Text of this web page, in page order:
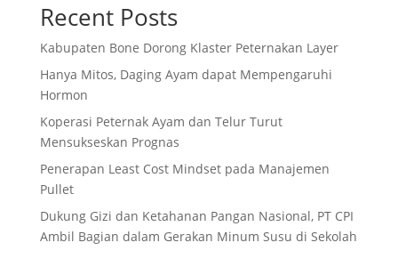
Recent Posts
Kabupaten Bone Dorong Klaster Peternakan Layer
Hanya Mitos, Daging Ayam dapat Mempengaruhi
Hormon
Koperasi Peternak Ayam dan Telur Turut
Mensukseskan Prognas
Penerapan Least Cost Mindset pada Manajemen
Pullet
Dukung Gizi dan Ketahanan Pangan Nasional, PT CPI
Ambil Bagian dalam Gerakan Minum Susu di Sekolah